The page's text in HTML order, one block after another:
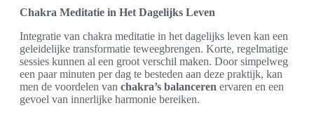
Chakra Meditatie in Het Dagelijks Leven
Integratie van chakra meditatie in het dagelijks leven kan een
geleidelijke transformatie teweegbrengen. Korte, regelmatige
sessies kunnen al een groot verschil maken. Door simpelweg
een paar minuten per dag te besteden aan deze praktijk, kan
men de voordelen van chakra’s balanceren ervaren en een
gevoel van innerlijke harmonie bereiken.